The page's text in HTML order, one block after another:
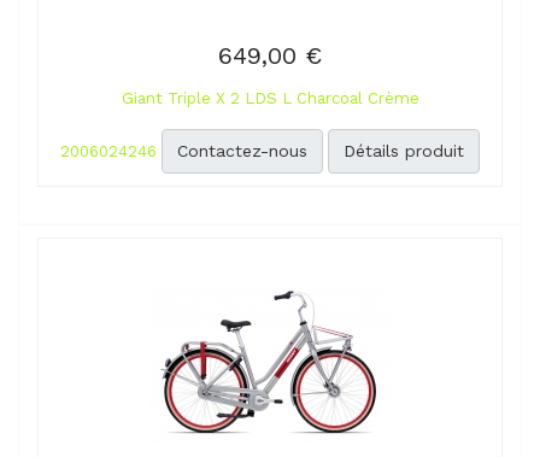
649,00 €
Giant Triple X 2 LDS L Charcoal Crème
2006024246 Contactez-nous Détails produit